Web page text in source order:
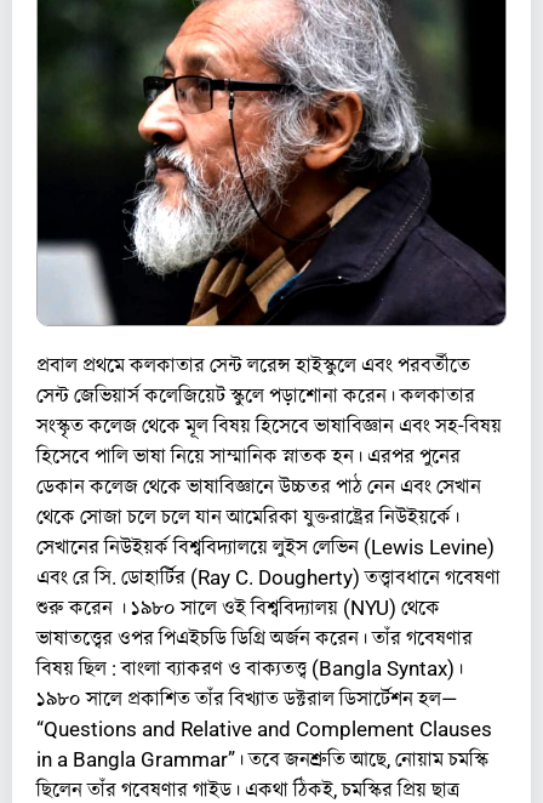
প্রবাল প্রথমে কলকাতার সেন্ট লরেন্স হাইস্কুলে এবং পরবর্তীতে
সেন্ট জেভিয়ার্স কলেজিয়েট স্কুলে‌ পড়াশোনা করেন। কলকাতার
সংস্কৃত কলেজ থেকে মূল বিষয় হিসেবে ভাষাবিজ্ঞান এবং সহ-বিষয়
হিসেবে পালি ভাষা নিয়ে সাম্মানিক স্নাতক হন। এরপর পুনের
ডেকান কলেজ থেকে ভাষাবিজ্ঞানে উচ্চতর পাঠ নেন এবং সেখান
থেকে সোজা চলে চলে যান আমেরিকা যুক্তরাষ্ট্রের নিউইয়র্কে।
সেখানের নিউইয়র্ক বিশ্ববিদ্যালয়ে ​লুইস লেভিন (Lewis Levine)
এবং ​রে সি. ডোহার্টির (Ray C. Dougherty) তত্ত্বাবধানে গবেষণা
শুরু করেন । ১৯৮০ সালে ওই বিশ্ববিদ্যালয় (NYU) থেকে
ভাষাতত্ত্বের ওপর পিএইচডি ডিগ্রি অর্জন করেন। তাঁর গবেষণার
বিষয় ছিল : বাংলা ব্যাকরণ ও বাক্যতত্ত্ব (Bangla Syntax)।
১৯৮০ সালে প্রকাশিত তাঁর বিখ্যাত ডক্টরাল ডিসার্টেশন হল—
“Questions and Relative and Complement Clauses
in a Bangla Grammar”। তবে জনশ্রুতি আছে, নোয়াম চমস্কি
ছিলেন তাঁর গবেষণার গাইড। একথা ঠিকই, চমস্কির প্রিয় ছাত্র